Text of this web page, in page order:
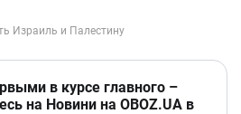
в курсе главного –
на Новини на OBOZ.UA в